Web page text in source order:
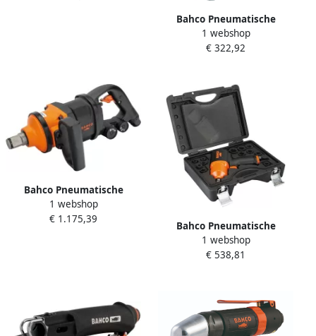
Bahco Pneumatische
klinknageltang | trekkracht
880 kg BP277K
1 webshop
€ 322,92
Bahco Pneumatische
slagmoersleutel 1" |
lichtgewicht | met rechte |
1 webshop
€ 1.175,39
Bahco Pneumatische
slagmoersleutelset 1 2" |
BPC815K1
1 webshop
€ 538,81